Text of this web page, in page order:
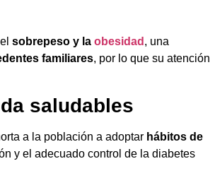
sobrepeso y la obesidad , una
familiares, por lo que su atención
saludables
a la población a adoptar hábitos de
y el adecuado control de la diabetes